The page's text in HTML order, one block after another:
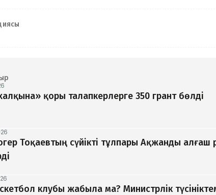
қоры талапкерлерге 350 грант бөлді
Тоқаевтың сүйікті тұлпары Ақжанды алғаш
клубы жабыла ма? Министрлік